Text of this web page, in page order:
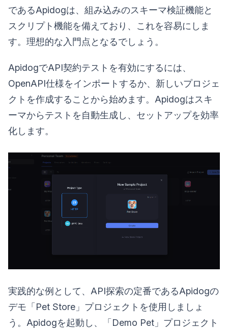
であるApidogは、組み込みのスキーマ検証機能と
スクリプト機能を備えており、これを容易にしま
す。理想的な入門点となるでしょう。
ApidogでAPI契約テストを有効にするには、
OpenAPI仕様をインポートするか、新しいプロジェ
クトを作成することから始めます。Apidogはスキ
ーマからテストを自動生成し、セットアップを効率
化します。
実践的な例として、API探索の定番であるApidogの
デモ「Pet Store」プロジェクトを使用しましょ
う。Apidogを起動し、「Demo Pet」プロジェクト